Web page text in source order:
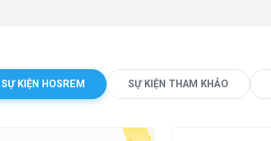
SỰ KIỆN HOSREM SỰ KIỆN THAM KHẢO